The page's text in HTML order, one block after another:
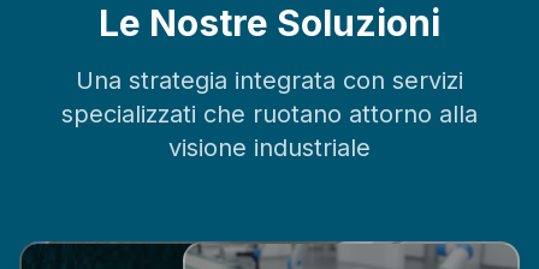
Le Nostre Soluzioni
Una strategia integrata con servizi
specializzati che ruotano attorno alla
visione industriale